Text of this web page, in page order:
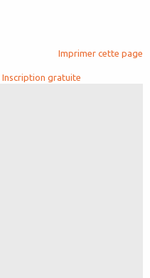
Imprimer cette page
Inscription gratuite